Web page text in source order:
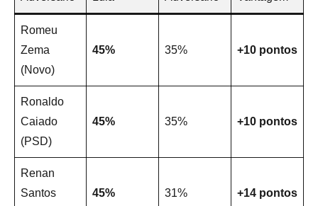
Romeu
Zema
(Novo)
45% 35% +10 pontos
Ronaldo
Caiado
(PSD)
45% 35% +10 pontos
Renan
Santos
45% 31% +14 pontos